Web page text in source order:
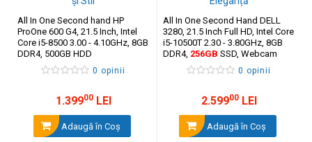
All In One Second hand HP
ProOne 600 G4, 21.5 Inch, Intel
Core i5-8500 3.00 - 4.10GHz, 8GB
DDR4, 500GB HDD
0 opinii
1.39900LEI
Adaugă în Coş
All In One Second Hand DELL
3280, 21.5 Inch Full HD, Intel Core
i5-10500T 2.30 - 3.80GHz, 8GB
DDR4, 256GB SSD, Webcam
0 opinii
2.59900LEI
Adaugă în Coş